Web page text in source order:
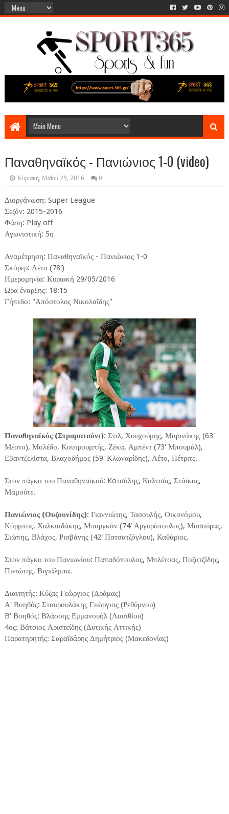
Παναθηναϊκός - Πανιώνιος 1-0 (video)
Κυριακή, Μαΐου 29, 2016 0
Διοργάνωση: Super League
Σεζόν: 2015-2016
Φάση: Play off
Αγωνιστική: 5η
Αναμέτρηση: Παναθηναϊκός - Πανιώνιος 1-0
Σκόρερ: Λέτο (78')
Ημερομηνία: Κυριακή 29/05/2016
Ώρα έναρξης: 18:15
Γήπεδο: "Απόστολος Νικολαΐδης"
Παναθηναϊκός (Στραματσόνι): Στιλ, Χουχούμης, Μαρινάκης (63'
Μέστο), Μολέδο, Κουτρουμπής, Ζέκα, Αμπέντ (73' Μπουμάλ),
Εβαντζελίστα, Βλαχοδήμος (59' Κλωναρίδης), Λέτο, Πέτριτς.
Στον πάγκο του Παναθηναϊκού: Koτσόλης, Καλτσάς, Στάϊκος,
Μαμούτε.
Πανιώνιος (Ουζουνίδης): Γιαννιώτης, Τασουλής, Οικονόμου,
Κόρμπος, Χαλκιαδάκης, Μπαργκάν (74' Αργυρόπουλος), Μασούρας,
Σιώπης, Βλάχος, Ρισβάνης (42' Πατσατζόγλου), Καθάριος.
Στον πάγκο του Πανιωνίου: Παπαδόπουλος, Μπλέτσας, Ποζατζίδης,
Πινιώτης, Βιγιάλμπα.
Διαιτητής: Κύζας Γεώργιος (Δράμας)
Α' Βοηθός: Σταυρουλάκης Γεώργιος (Ρεθύμνου)
Β' Βοηθός: Βλάσσης Εμμανουήλ (Λασιθίου)
4ος: Βάτσιος Αριστείδης (Δυτικής Αττικής)
Παρατηρητής: Σαραϊδάρης Δημήτριος (Μακεδονίας)